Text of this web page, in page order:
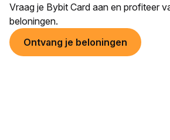
Vraag je Bybit Card aan en profiteer
beloningen.
Ontvang je beloningen